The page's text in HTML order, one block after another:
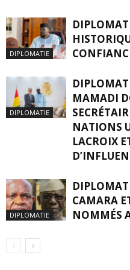
DIPLOMATIE
DIPLOMATIE
MAMADI
NATIONS
LACROIX
DIPLOMATIE
CAMARA
NOMMÉS